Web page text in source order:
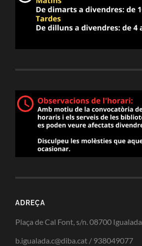
ADREÇA
Plaça de Cal Font, s/n. 08700 Igualada
b.igualada.c@diba.cat / 938049077